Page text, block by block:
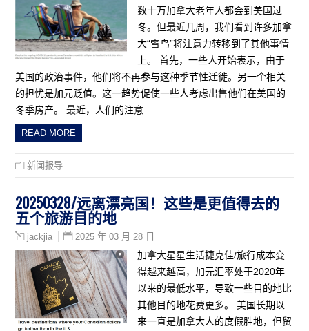
数十万加拿大老年人都会到美国过
冬。但最近几周，我们看到许多加拿
大“雪鸟”将注意力转移到了其他事情
上。 首先，一些人开始表示，由于
美国的政治事件，他们将不再参与这种季节性迁徙。另一个相关
的担忧是加元贬值。这一趋势促使一些人考虑出售他们在美国的
冬季房产。 最近，人们的注意…
READ MORE
新闻报导
20250328/远离漂亮国！这些是更值得去的
五个旅游目的地
jackjia 2025 年 03 月 28 日
加拿大星星生活捷克佳/旅行成本变
得越来越高，加元汇率处于2020年
以来的最低水平，导致一些目的地比
其他目的地花费更多。 美国长期以
来一直是加拿大人的度假胜地，但贸